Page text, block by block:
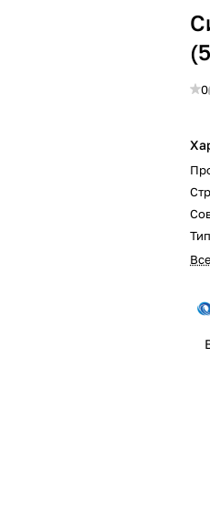
0